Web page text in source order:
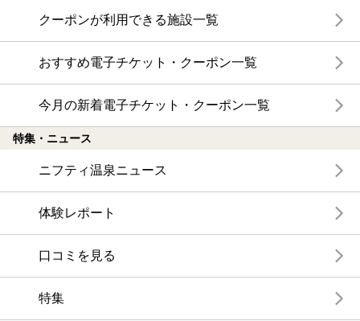
クーポンが利用できる施設一覧
おすすめ電子チケット・クーポン一覧
今月の新着電子チケット・クーポン一覧
特集・ニュース
ニフティ温泉ニュース
体験レポート
口コミを見る
特集